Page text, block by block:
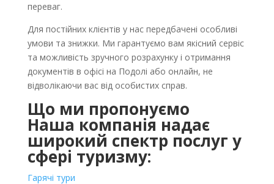
переваг.
Для постійних клієнтів у нас передбачені особливі
умови та знижки. Ми гарантуємо вам якісний сервіс
та можливість зручного розрахунку і отримання
документів в офісі на Подолі або онлайн, не
відволікаючи вас від особистих справ.
Що ми пропонуємо
Наша компанія надає
широкий спектр послуг у
сфері туризму:
Гарячі тури